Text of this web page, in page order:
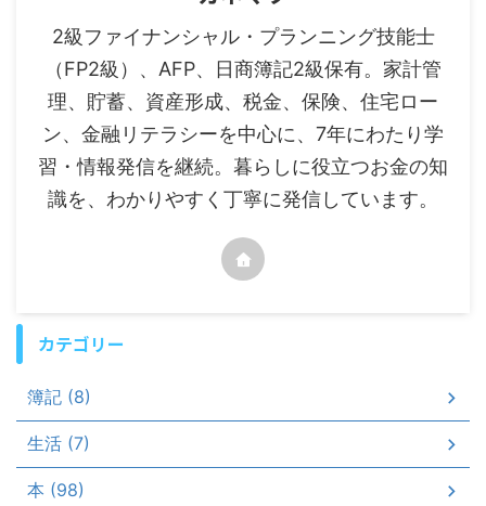
2級ファイナンシャル・プランニング技能士
（FP2級）、AFP、日商簿記2級保有。家計管
理、貯蓄、資産形成、税金、保険、住宅ロー
ン、金融リテラシーを中心に、7年にわたり学
習・情報発信を継続。暮らしに役立つお金の知
識を、わかりやすく丁寧に発信しています。
カテゴリー
簿記 (8)
生活 (7)
本 (98)